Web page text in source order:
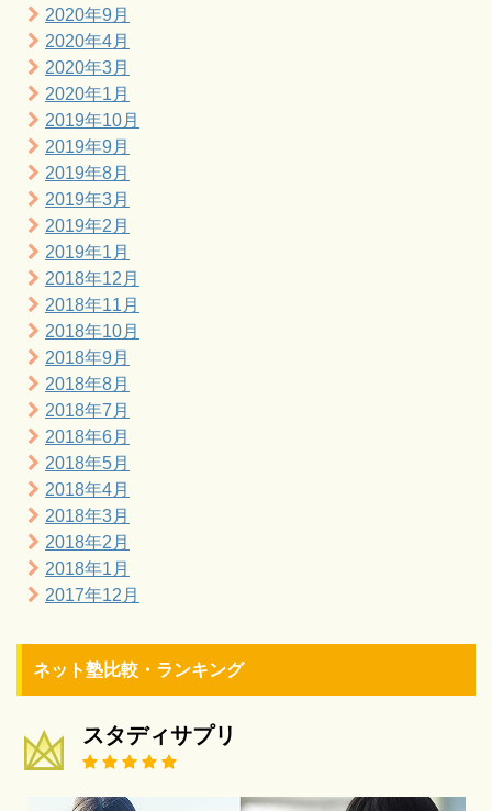
2020年9月
2020年4月
2020年3月
2020年1月
2019年10月
2019年9月
2019年8月
2019年3月
2019年2月
2019年1月
2018年12月
2018年11月
2018年10月
2018年9月
2018年8月
2018年7月
2018年6月
2018年5月
2018年4月
2018年3月
2018年2月
2018年1月
2017年12月
ネット塾比較・ランキング
スタディサプリ